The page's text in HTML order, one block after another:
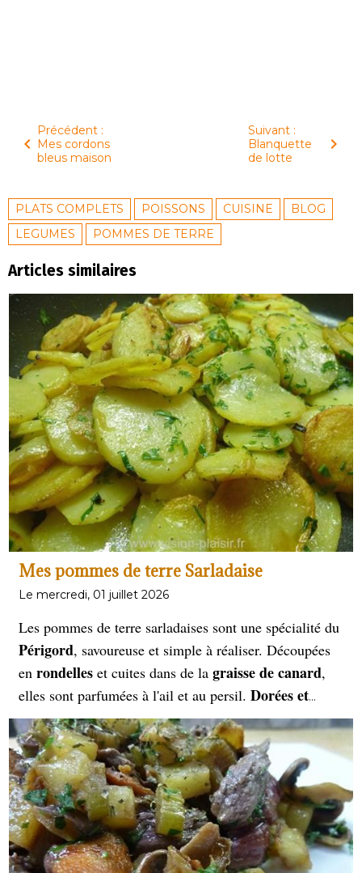
Précédent :
Mes cordons
bleus maison
Suivant :
Blanquette
de lotte
PLATS COMPLETS POISSONS CUISINE
BLOG
LEGUMES
POMMES DE TERRE
Articles similaires
Mes pommes de terre Sarladaise
Le mercredi, 01 juillet 2026
Les pommes de terre sarladaises sont une spécialité du
Périgord, savoureuse et simple à réaliser. Découpées
en rondelles et cuites dans de la graisse de canard,
elles sont parfumées à l'ail et au persil. Dorées et
fondantes, elles accompagnent à merveille confits,
magretset plats rustiques, incarnant la richesse du
terroir français.